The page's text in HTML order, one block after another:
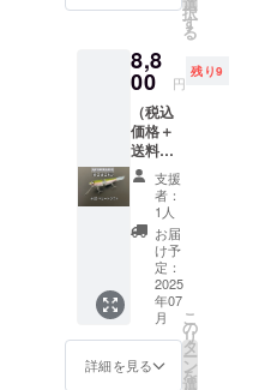
材：
製
MADE
IN
JAPAN
択
す
る
8,8
00 円
残り9
（税込
価格＋
送料代
込み）
ヨコ
ヨコFD
#0２
ベビー
トラウ
ト サ
イズ：
16ｃ
ｍ ウ
エイ
ト：25
支援
者：
1人
お届
け予
定：
2025
年07
月
詳細を見る
こ
の
リ
タ
ー
ン
を
選